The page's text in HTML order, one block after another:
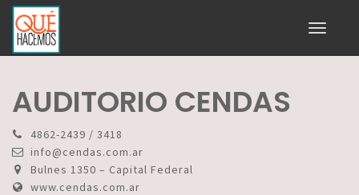
Toggle
AUDITORIO CENDAS
4862-2439 / 3418
info@cendas.com.ar
Bulnes 1350 – Capital Federal
www.cendas.com.ar